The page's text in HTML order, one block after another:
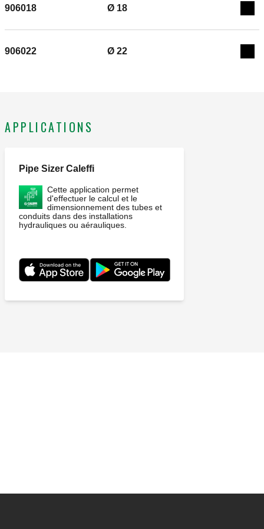
906018 Ø 18
906022 Ø 22
APPLICATIONS
Pipe Sizer Caleffi
Cette application permet
d'effectuer le calcul et le
dimensionnement des tubes et
conduits dans des installations
hydrauliques ou aérauliques.